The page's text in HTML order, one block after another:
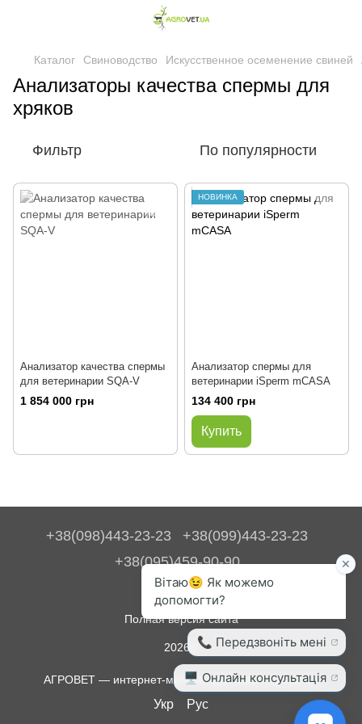
Каталог Свиноводство Искусственное осеменение свиней
Анализаторы качества спермы для
хряков
Фильтр По популярности
Анализатор качества спермы
для ветеринарии SQA-V
1 854 000 грн
НОВИНКА
Анализатор спермы для
ветеринарии iSperm mCASA
134 400 грн
Купить
+38(098)443-23-23
+38(099)443-23-23
+38(095)459-90-90
Контакты
Полная версия сайта
2026©
АГРОВЕТ — интернет-магазин для животноводства
Укр Рус